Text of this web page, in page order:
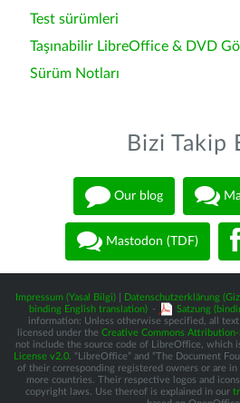
Test sürümleri
Taşınabilir LibreOffice & DVD
Sürüm Notları
Bizi Takip
Our blog
Mastodon (TDF)
Impressum (Yasal Bilgi) Datenschutzerklärung
binding English translation) - Satzung
information: Unless otherwise specified, all
licensed under the Creative Commons
not include the source code of LibreOffice, which
License v2.0 . “LibreOffice” and “The Document
of their corresponding registered owners or are in
more countries. Their respective logos and
copyright laws. Use thereof is explained in our